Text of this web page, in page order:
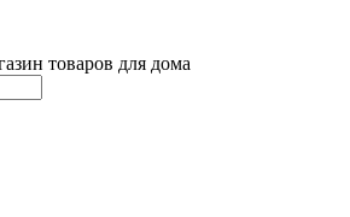
товаров для дома